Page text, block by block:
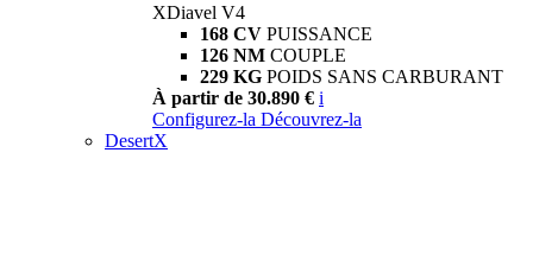
XDiavel V4
168 CV PUISSANCE
126 NM COUPLE
229 KG POIDS SANS CARBURANT
À partir de 30.890 € i
Configurez-la Découvrez-la
DesertX